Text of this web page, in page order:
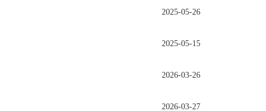
2025-05-26
2025-05-15
2026-03-26
2026-03-27